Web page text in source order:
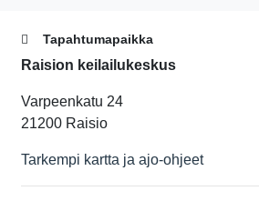
Tapahtumapaikka
Raision keilailukeskus
Varpeenkatu 24
21200 Raisio
Tarkempi kartta ja ajo-ohjeet